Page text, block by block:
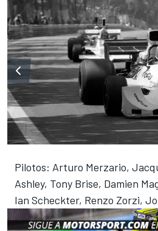
Pilotos: Arturo Merzario,
Ashley, Tony Brise, Damien
Ian Scheckter, Renzo Zorzi,